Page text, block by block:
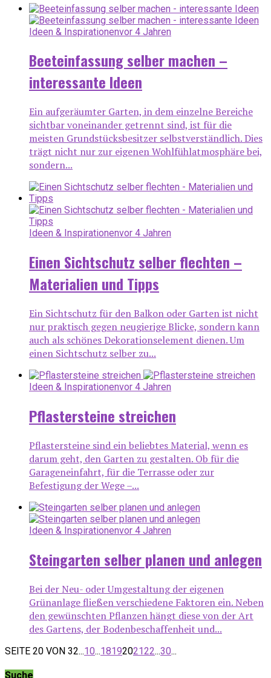
Ideen & Inspirationenvor 4 Jahren
Beeteinfassung selber machen –
interessante Ideen
Ein aufgeräumter Garten, in dem einzelne Bereiche
sichtbar voneinander getrennt sind, ist für die
meisten Grundstücksbesitzer selbstverständlich. Dies
trägt nicht nur zur eigenen Wohlfühlatmosphäre bei,
sondern...
Ideen & Inspirationenvor 4 Jahren
Einen Sichtschutz selber flechten –
Materialien und Tipps
Ein Sichtschutz für den Balkon oder Garten ist nicht
nur praktisch gegen neugierige Blicke, sondern kann
auch als schönes Dekorationselement dienen. Um
einen Sichtschutz selber zu...
Ideen & Inspirationenvor 4 Jahren
Pflastersteine streichen
Pflastersteine sind ein beliebtes Material, wenn es
darum geht, den Garten zu gestalten. Ob für die
Garageneinfahrt, für die Terrasse oder zur
Befestigung der Wege –...
Ideen & Inspirationenvor 4 Jahren
Steingarten selber planen und anlegen
Bei der Neu- oder Umgestaltung der eigenen
Grünanlage fließen verschiedene Faktoren ein. Neben
den gewünschten Pflanzen hängt diese von der Art
des Gartens, der Bodenbeschaffenheit und...
SEITE 20 VON 32...10...1819202122...30...
Suche